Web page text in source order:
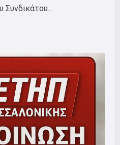
Συνδικάτου...